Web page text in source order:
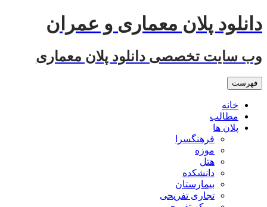
رفتن
به
دانلود پلان معماری و عمران
وب سایت تخصصی دانلود پلان معماری
فهرست
خانه
مطالب
پلان ها
فرهنگسرا
موزه
هتل
دانشکده
بیمارستان
تجاری تفریحی